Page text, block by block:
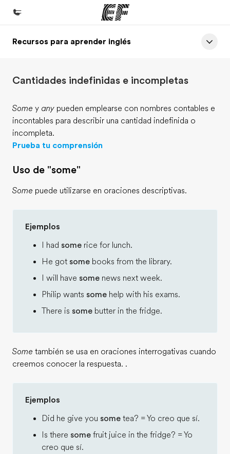
Inicio
Programas
Oficinas
Encuentra una oficina
Trabajos
Recursos para aprender inglés
Cantidades indefinidas e incompletas
Some y any pueden emplearse con nombres contables e
incontables para describir una cantidad indefinida o
incompleta.
Prueba tu comprensión
Uso de "some"
Some puede utilizarse en oraciones descriptivas.
Ejemplos
I had some rice for lunch.
He got some books from the library.
I will have some news next week.
Philip wants some help with his exams.
There is some butter in the fridge.
Some también se usa en oraciones interrogativas cuando
creemos conocer la respuesta. .
Ejemplos
Did he give you some tea? = Yo creo que sí.
Is there some fruit juice in the fridge? = Yo
creo que sí.